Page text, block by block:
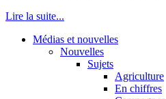
Lire la suite...
Médias et nouvelles
Nouvelles
Sujets
Agriculture
En chiffres